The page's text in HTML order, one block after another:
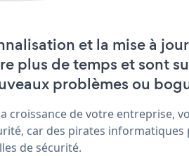
et la mise à
plus de temps et sont
problèmes ou
croissance de votre entreprise,
car des pirates
de sécurité.